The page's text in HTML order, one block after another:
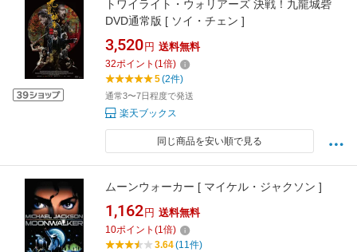
トワイライト・ウォリアーズ 決戦！九龍城砦
DVD通常版 [ ソイ・チェン ]
3,520 円 送料無料
32ポイント (1倍)
5(2件)
通常3〜7日程度で発送
楽天ブックス
同じ商品を安い順で見る
ムーンウォーカー [ マイケル・ジャクソン ]
1,162 円 送料無料
10ポイント (1倍)
3.64(11件)